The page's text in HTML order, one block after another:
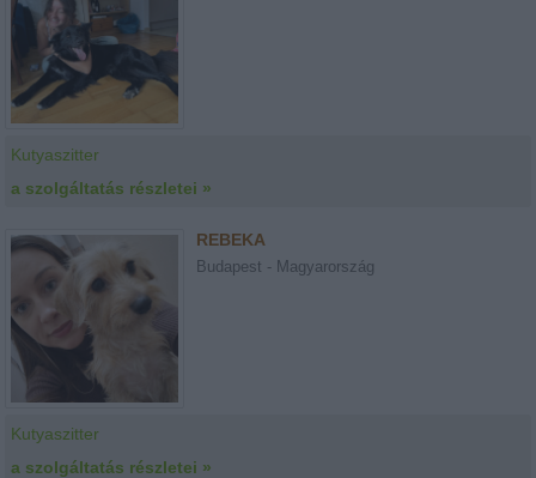
Kutyaszitter
a szolgáltatás részletei »
REBEKA
Budapest - Magyarország
Kutyaszitter
a szolgáltatás részletei »